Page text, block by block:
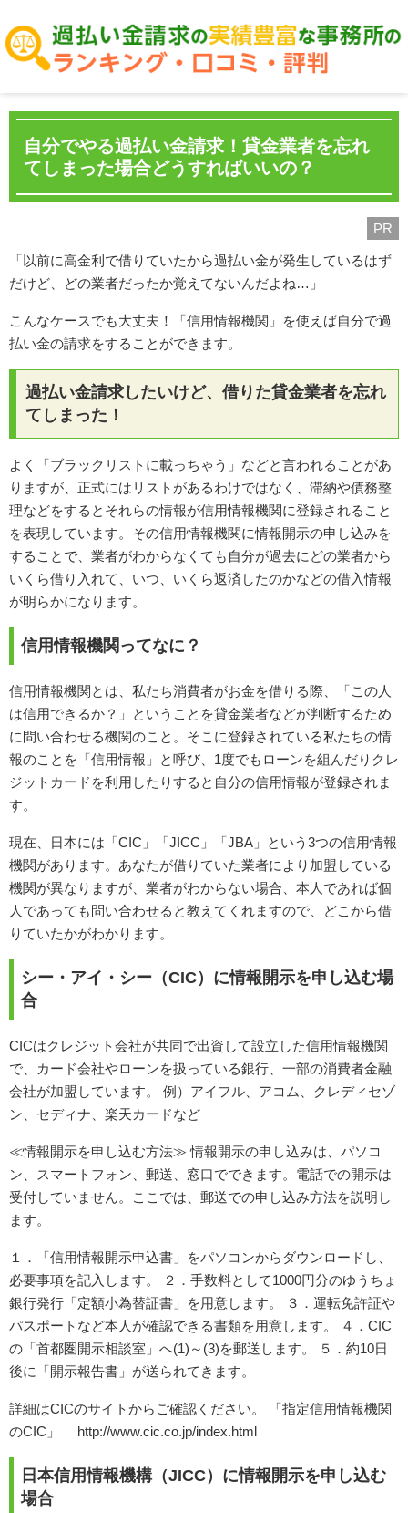
自分でやる過払い金請求！貸金業者を忘れ
てしまった場合どうすればいいの？
PR
「以前に高金利で借りていたから過払い金が発生しているはず
だけど、どの業者だったか覚えてないんだよね…」
こんなケースでも大丈夫！「信用情報機関」を使えば自分で過
払い金の請求をすることができます。
過払い金請求したいけど、借りた貸金業者を忘れ
てしまった！
よく「ブラックリストに載っちゃう」などと言われることがあ
りますが、正式にはリストがあるわけではなく、滞納や債務整
理などをするとそれらの情報が信用情報機関に登録されること
を表現しています。その信用情報機関に情報開示の申し込みを
することで、業者がわからなくても自分が過去にどの業者から
いくら借り入れて、いつ、いくら返済したのかなどの借入情報
が明らかになります。
信用情報機関ってなに？
信用情報機関とは、私たち消費者がお金を借りる際、「この人
は信用できるか？」ということを貸金業者などが判断するため
に問い合わせる機関のこと。そこに登録されている私たちの情
報のことを「信用情報」と呼び、1度でもローンを組んだりクレ
ジットカードを利用したりすると自分の信用情報が登録されま
す。
現在、日本には「CIC」「JICC」「JBA」という3つの信用情報
機関があります。あなたが借りていた業者により加盟している
機関が異なりますが、業者がわからない場合、本人であれば個
人であっても問い合わせると教えてくれますので、どこから借
りていたかがわかります。
シー・アイ・シー（CIC）に情報開示を申し込む場
合
CICはクレジット会社が共同で出資して設立した信用情報機関
で、カード会社やローンを扱っている銀行、一部の消費者金融
会社が加盟しています。 例）アイフル、アコム、クレディセゾ
ン、セディナ、楽天カードなど
≪情報開示を申し込む方法≫ 情報開示の申し込みは、パソコ
ン、スマートフォン、郵送、窓口でできます。電話での開示は
受付していません。ここでは、郵送での申し込み方法を説明し
ます。
１．「信用情報開示申込書」をパソコンからダウンロードし、
必要事項を記入します。 ２．手数料として1000円分のゆうちょ
銀行発行「定額小為替証書」を用意します。 ３．運転免許証や
パスポートなど本人が確認できる書類を用意します。 ４．CIC
の「首都圏開示相談室」へ(1)～(3)を郵送します。 ５．約10日
後に「開示報告書」が送られてきます。
詳細はCICのサイトからご確認ください。 「指定信用情報機関
のCIC」 http://www.cic.co.jp/index.html
日本信用情報機構（JICC）に情報開示を申し込む
場合